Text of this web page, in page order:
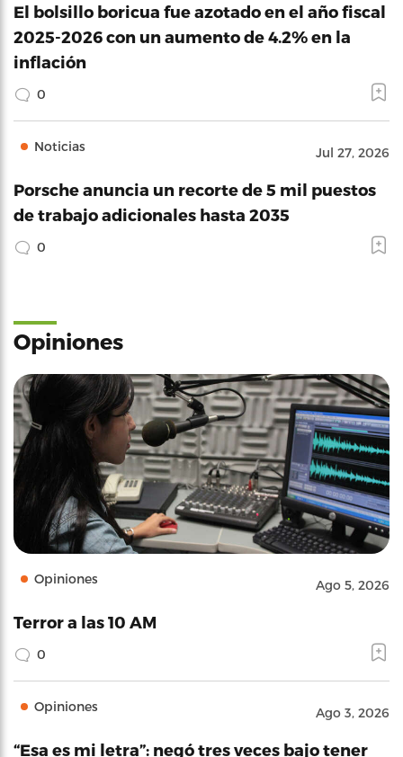
El bolsillo boricua fue azotado en el año fiscal
2025-2026 con un aumento de 4.2% en la
inflación
0
Noticias Jul 27, 2026
Porsche anuncia un recorte de 5 mil puestos
de trabajo adicionales hasta 2035
0
Opiniones
Opiniones Ago 5, 2026
Terror a las 10 AM
0
Opiniones Ago 3, 2026
“Esa es mi letra”: negó tres veces bajo tener